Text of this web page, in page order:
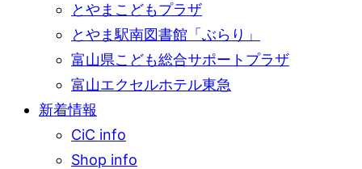
とやまこどもプラザ
とやま駅南図書館「ぶらり」
富山県こども総合サポートプラザ
富山エクセルホテル東急
新着情報
CiC info
Shop info